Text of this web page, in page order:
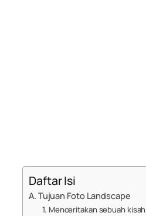
Daftar Isi
A. Tujuan Foto Landscape
1. Menceritakan sebuah kisah